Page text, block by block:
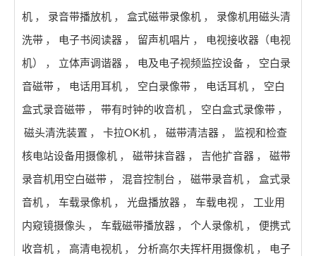
机 ， 录音带播放机 ， 盒式磁带录像机 ，
录像机用磁头清
洗带 ， 电子书阅读器 ， 留声机唱片 ，
电视接收器（电视
机）
， 立体声调谐器 ， 电及电子视频监控设备 ，
空白录
音磁带 ， 电话用耳机 ， 空白录像带 ， 电话耳机 ，
空白
盒式录音磁带 ， 带有时钟的收音机 ， 空白盒式录像带 ，
磁头清洗装置 ， 卡拉OK机 ， 磁带清洁器 ，
监视和检查
核电站设备用摄像机 ， 磁带抹音器 ， 吉他扩音器 ，
磁带
录音机用空白磁带 ， 混音控制台 ， 磁带录音机 ，
盒式录
音机 ， 车载录像机 ， 光盘播放器 ， 车载电视 ，
工业用
内窥镜摄像头 ， 车载磁带播放器 ， 个人录像机 ，
便携式
收音机 ， 高清电视机 ， 分析高尔夫挥杆用摄像机 ，
电子